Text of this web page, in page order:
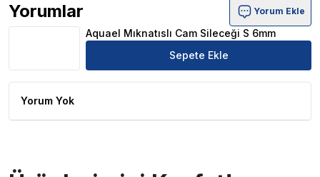
Yorumlar
Aquael Mıknatıslı Cam Sileceği S 6mm Ürün Yorumları
Yorum Ekle
Aquael Mıknatıslı Cam Sileceği S 6mm
Sepete Ekle
Yorum Yok